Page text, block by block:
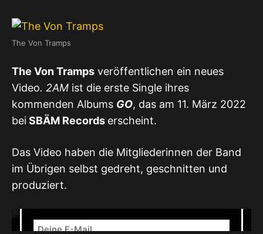
The Von Tramps
The Von Tramps veröffentlichen ein neues
Video. 2AM ist die erste Single ihres
kommenden Albums GO, das am 11. März 2022
beiSBÄM Records erscheint.
Das Video haben die Mitgliederinnen der Band
im Übrigen selbst gedreht, geschnitten und
produziert.
Mit dem Laden des Videos akzeptierst du die
Datenschutzerklärung von YouTube.
Mehr erfahren
NEWSLETTER – Release- & Show-